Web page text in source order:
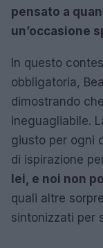
pensato a
un’occasione
In questo
obbligatoria,
dimostrando
ineguagliabile.
giusto per ogni
di ispirazione
lei, e noi non
quali altre
sintonizzati per